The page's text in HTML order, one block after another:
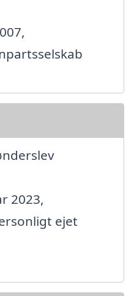
2023,
ejet